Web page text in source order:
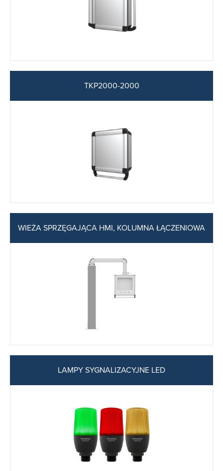
TKP2000-2000
WIEŻA SPRZĘGAJĄCA HMI, KOLUMNA ŁĄCZENIOWA
LAMPY SYGNALIZACYJNE LED